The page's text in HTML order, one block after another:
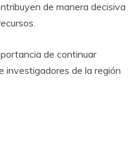
de manera decisiva
de continuar
investigadores de la región